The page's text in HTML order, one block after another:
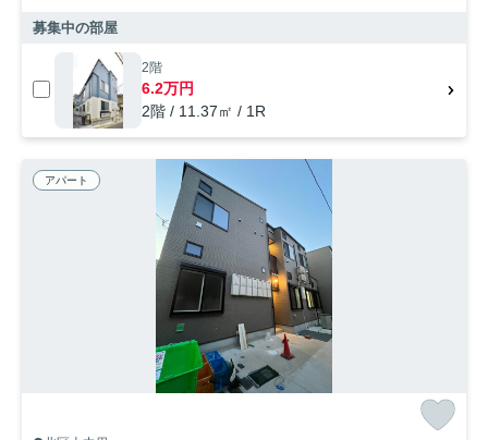
募集中の部屋
2階
6.2万円
2階 / 11.37㎡ / 1R
アパート